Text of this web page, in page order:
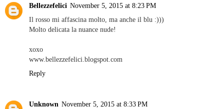
Bellezzefelici November 5, 2015 at 8:23 PM
Il rosso mi affascina molto, ma anche il blu :)))
Molto delicata la nuance nude!
xoxo
www.bellezzefelici.blogspot.com
Reply
Unknown November 5, 2015 at 8:33 PM